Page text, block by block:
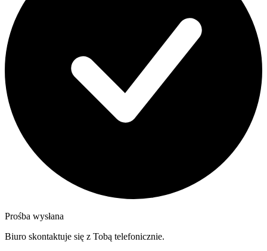
Prośba wysłana
Biuro skontaktuje się z Tobą telefonicznie.